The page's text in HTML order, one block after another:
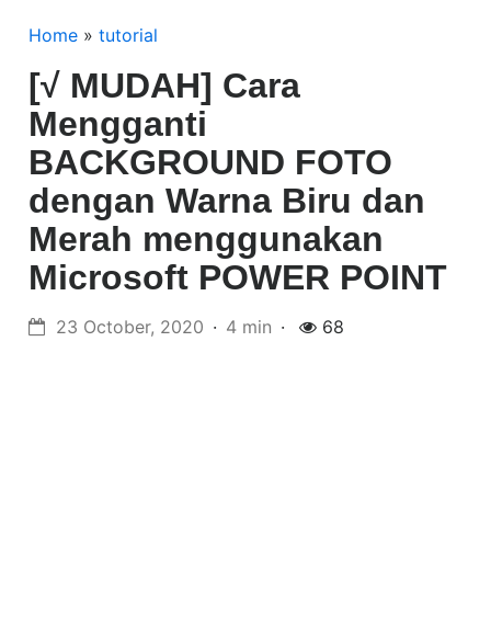
Home »tutorial
[√ MUDAH] Cara
Mengganti
BACKGROUND FOTO
dengan Warna Biru dan
Merah menggunakan
Microsoft POWER POINT
23 October, 2020 4 min 68